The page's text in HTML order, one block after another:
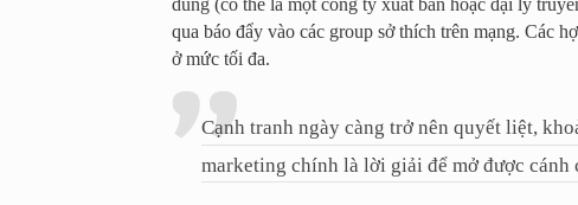
dung (có thể là một công ty xuất bản hoặc đại lý
qua báo đẩy vào các group sở thích trên mạng. Các
ở mức tối đa.
Cạnh tranh ngày càng trở nên quyết liệt,
marketing chính là lời giải để mở được